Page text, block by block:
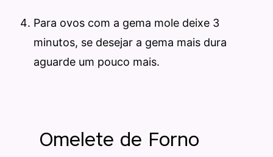
Para ovos com a gema mole deixe 3
minutos, se desejar a gema mais dura
aguarde um pouco mais.
Omelete de Forno